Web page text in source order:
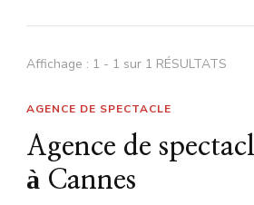
Affichage : 1 - 1 sur 1 RÉSULTATS
AGENCE DE SPECTACLE
Agence de
à Cannes